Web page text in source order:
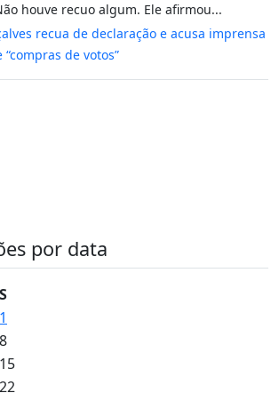
houve recuo algum. Ele afirmou...
recua de declaração e acusa imprensa
de votos”
por data
S
1
8
15
22